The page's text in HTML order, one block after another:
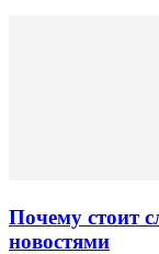
Почему стоит
новостями